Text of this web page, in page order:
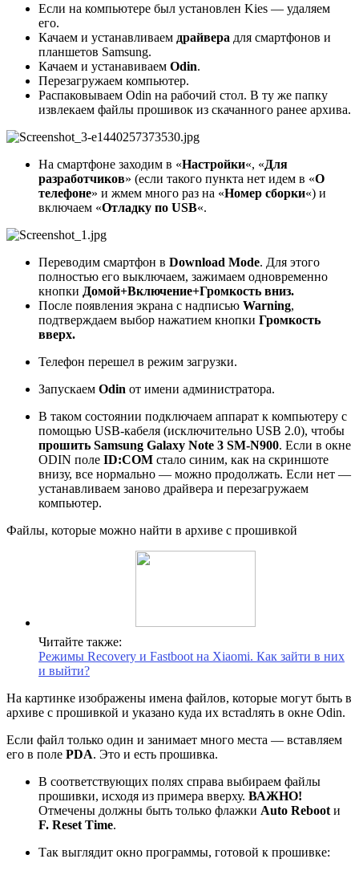
Если на компьютере был установлен Kies — удаляем
его.
Качаем и устанавливаем драйвера для смартфонов и
планшетов Samsung.
Качаем и устанавиваем Odin.
Перезагружаем компьютер.
Распаковываем Odin на рабочий стол. В ту же папку
извлекаем файлы прошивок из скачанного ранее архива.
На смартфоне заходим в «Настройки«, «Для
разработчиков» (если такого пункта нет идем в «О
телефоне» и жмем много раз на «Номер сборки«) и
включаем «Отладку по USB«.
Переводим смартфон в Download Mode. Для этого
полностью его выключаем, зажимаем одновременно
кнопки Домой+Включение+Громкость вниз.
После появления экрана с надписью Warning,
подтверждаем выбор нажатием кнопки Громкость
вверх.
Телефон перешел в режим загрузки.
Запускаем Odin от имени администратора.
В таком состоянии подключаем аппарат к компьютеру с
помощью USB-кабеля (исключительно USB 2.0), чтобы
прошить Samsung Galaxy Note 3 SM-N900. Если в окне
ODIN поле ID:COM стало синим, как на скриншоте
внизу, все нормально — можно продолжать. Если нет —
устанавливаем заново драйвера и перезагружаем
компьютер.
Файлы, которые можно найти в архиве с прошивкой
Читайте также:
Режимы Recovery и Fastboot на Xiaomi. Как зайти в них
и выйти?
На картинке изображены имена файлов, которые могут быть в
архиве с прошивкой и указано куда их встаdлять в окне Odin.
Если файл только один и занимает много места — вставляем
его в поле PDA. Это и есть прошивка.
В соответствующих полях справа выбираем файлы
прошивки, исходя из примера вверху. ВАЖНО!
Отмечены должны быть только флажки Auto Reboot и
F. Reset Time.
Так выглядит окно программы, готовой к прошивке: